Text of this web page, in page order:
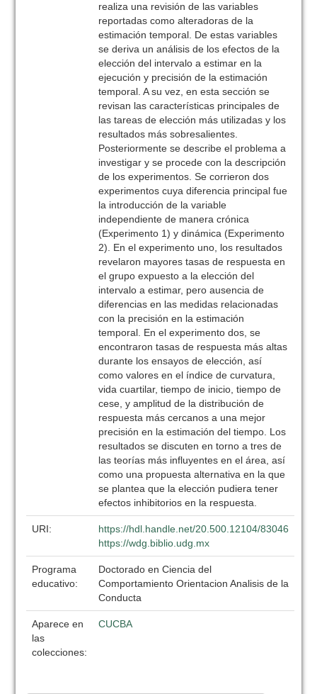
realiza una revisión de las variables
reportadas como alteradoras de la
estimación temporal. De estas variables
se deriva un análisis de los efectos de la
elección del intervalo a estimar en la
ejecución y precisión de la estimación
temporal. A su vez, en esta sección se
revisan las características principales de
las tareas de elección más utilizadas y los
resultados más sobresalientes.
Posteriormente se describe el problema a
investigar y se procede con la descripción
de los experimentos. Se corrieron dos
experimentos cuya diferencia principal fue
la introducción de la variable
independiente de manera crónica
(Experimento 1) y dinámica (Experimento
2). En el experimento uno, los resultados
revelaron mayores tasas de respuesta en
el grupo expuesto a la elección del
intervalo a estimar, pero ausencia de
diferencias en las medidas relacionadas
con la precisión en la estimación
temporal. En el experimento dos, se
encontraron tasas de respuesta más altas
durante los ensayos de elección, así
como valores en el índice de curvatura,
vida cuartilar, tiempo de inicio, tiempo de
cese, y amplitud de la distribución de
respuesta más cercanos a una mejor
precisión en la estimación del tiempo. Los
resultados se discuten en torno a tres de
las teorías más influyentes en el área, así
como una propuesta alternativa en la que
se plantea que la elección pudiera tener
efectos inhibitorios en la respuesta.
URI:
https://hdl.handle.net/20.500.12104/83046
https://wdg.biblio.udg.mx
Programa
educativo:
Doctorado en Ciencia del
Comportamiento Orientacion Analisis de la
Conducta
Aparece en
las
colecciones:
CUCBA